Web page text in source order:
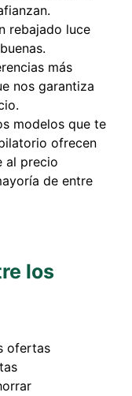
rebajado luce
más
nos garantiza
modelos que te
ofrecen
al precio
de entre
los
ofertas